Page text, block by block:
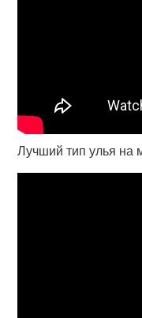
Лучший тип улья на